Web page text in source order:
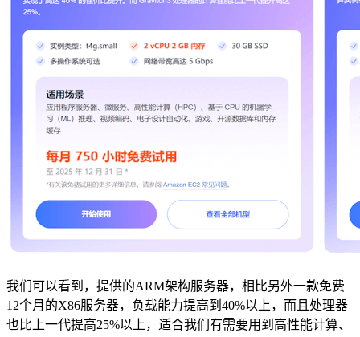
我们可以看到，提供的ARM架构服务器，相比另外一款免费
12个月的X86服务器，负载能力提高到40%以上，而且处理器
也比上一代提高25%以上，适合我们有需要用到高性能计算、